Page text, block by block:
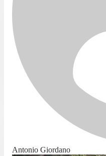
Antonio Giordano